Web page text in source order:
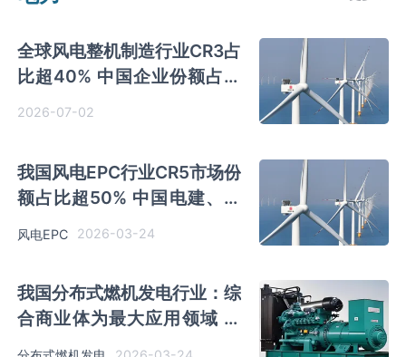
全球风电整机制造行业CR3占
比超40% 中国企业份额占比
较高 金风科技领先
2026-07-02
我国风电EPC行业CR5市场份
额占比超50% 中国电建、中
风电EPC 2026-03-24
我国分布式燃机发电行业：综
合商业体为最大应用领域 华
能国际、国电电力处第一梯队